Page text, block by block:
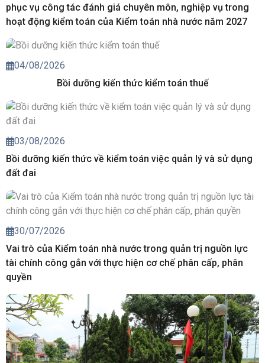
phục vụ công tác đánh giá chuyên môn, nghiệp vụ trong
hoạt động kiểm toán của Kiểm toán nhà nước năm 2027
04/08/2026
Bồi dưỡng kiến thức kiểm toán thuế
03/08/2026
Bồi dưỡng kiến thức về kiểm toán việc quản lý và sử dụng
đất đai
30/07/2026
Vai trò của Kiểm toán nhà nước trong quản trị nguồn lực
tài chính công gắn với thực hiện cơ chế phân cấp, phân
quyền